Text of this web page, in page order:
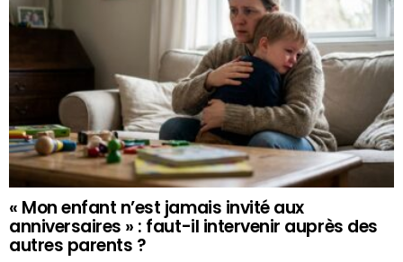
« Mon enfant n’est jamais invité aux
anniversaires » : faut-il intervenir auprès des
autres parents ?